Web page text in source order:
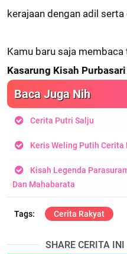
kerajaan dengan adil serta
Kamu baru saja membaca
Kasarung Kisah
Baca Juga Nih
Cerita Putri Salju
Keris Weling Putih Cerita
Kisah Legenda
Dan Mahabarata
Cerita Rakyat
SHARE CERITA